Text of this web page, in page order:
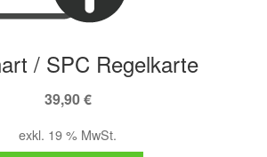
/ SPC Regelkarte
39,90€
exkl. 19 % MwSt.